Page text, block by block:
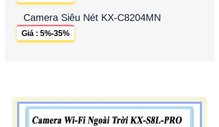
Camera Siêu Nét KX-C8204MN
Giá : 5%-35%